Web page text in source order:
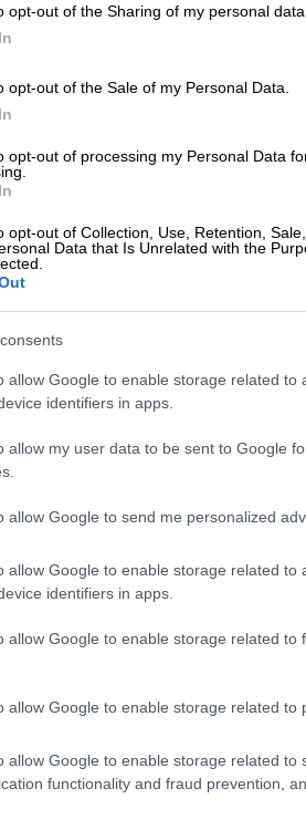
opt-out of the Sharing of my personal data.
opt-out of the Sale of my Personal Data.
opt-out of processing my Personal Data
opt-out of Collection, Use, Retention,
Data that Is Unrelated with the
allow Google to enable storage related to
identifiers in apps.
allow my user data to be sent to Google
allow Google to send me personalized
allow Google to enable storage related to
identifiers in apps.
allow Google to enable storage related to
allow Google to enable storage related to
allow Google to enable storage related to
functionality and fraud prevention,
«Ζημιά από ξένο
ατύχημα στην πτήση
Θεσσαλονίκη
ευρήματα υποδηλώνουν
ξένο αντικείμενο» και
του αεροσκάφους
Κόσμος|14.07.2026 22:32
Παραλίγο τραγωδία
Λονδίνο-Αθήνα: Πώς
στιγμής
Αν η απογείωση είχε
δύο δευτερόλεπτα
συγκρουστεί με τη
κυκλοφορίας
Κόσμος| 11.07.2026 11:34